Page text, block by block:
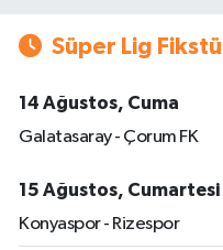
Süper Lig
14 Ağustos, Cuma
Galatasaray - Çorum FK
15 Ağustos, Cumartesi
Konyaspor - Rizespor